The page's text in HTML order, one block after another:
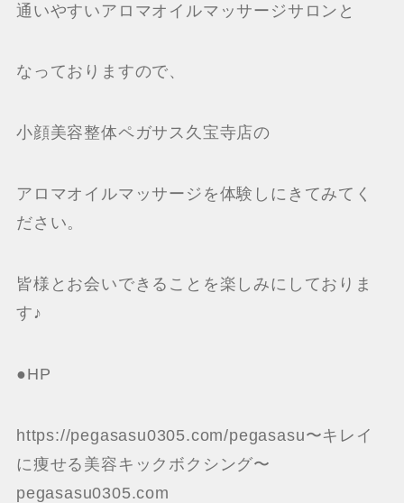
通いやすいアロマオイルマッサージサロンと
なっておりますので、
小顔美容整体ペガサス久宝寺店の
アロマオイルマッサージを体験しにきてみてく
ださい。
皆様とお会いできることを楽しみにしておりま
す♪
●HP
https://pegasasu0305.com/pegasasu〜キレイ
に痩せる美容キックボクシング〜
pegasasu0305.com